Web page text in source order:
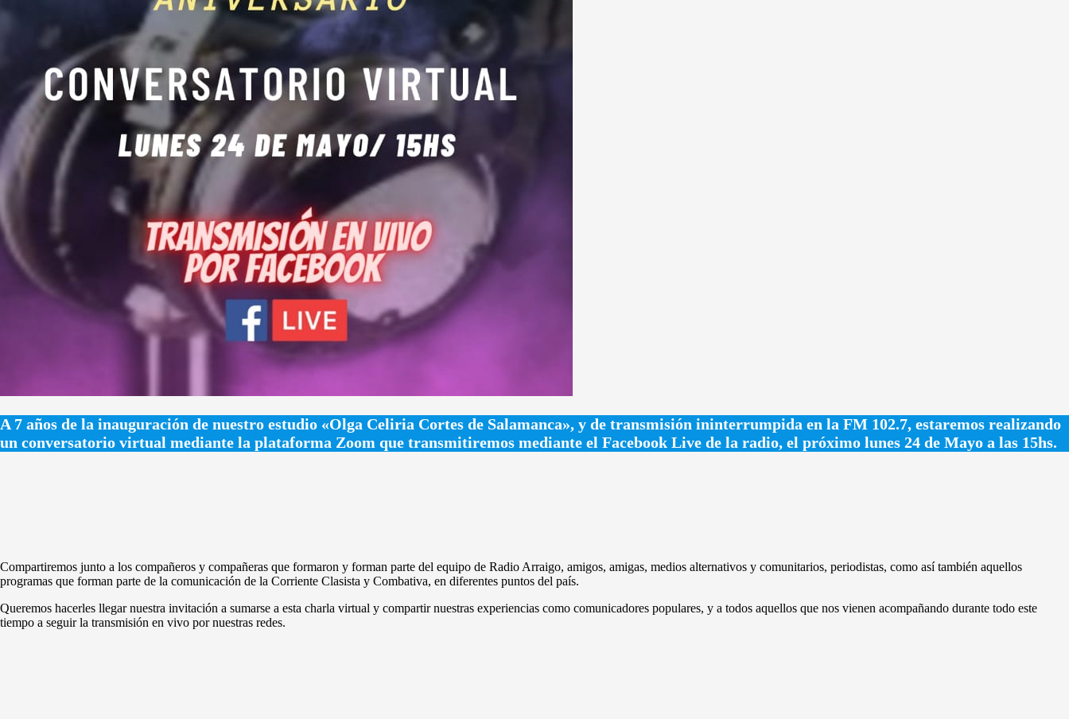
A 7 años de la inauguración de nuestro estudio «Olga Celiria Cortes de Salamanca», y de transmisión ininterrumpida en la FM 102.7, estaremos realizando
un conversatorio virtual mediante la plataforma Zoom que transmitiremos mediante el Facebook Live de la radio, el próximo lunes 24 de Mayo a las 15hs.
Compartiremos junto a los compañeros y compañeras que formaron y forman parte del equipo de Radio Arraigo, amigos, amigas, medios alternativos y comunitarios, periodistas, como así también aquellos
programas que forman parte de la comunicación de la Corriente Clasista y Combativa, en diferentes puntos del país.
Queremos hacerles llegar nuestra invitación a sumarse a esta charla virtual y compartir nuestras experiencias como comunicadores populares, y a todos aquellos que nos vienen acompañando durante todo este
tiempo a seguir la transmisión en vivo por nuestras redes.